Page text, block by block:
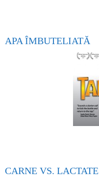
APA ÎMBUTELIATĂ
CARNE VS. LACTATE